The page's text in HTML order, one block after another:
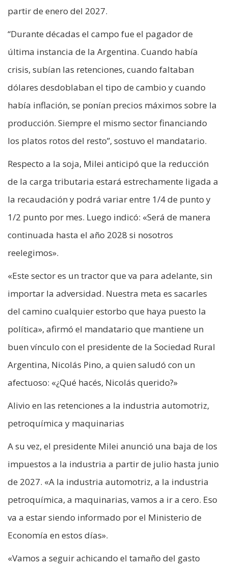
partir de enero del 2027.
“Durante décadas el campo fue el pagador de
última instancia de la Argentina. Cuando había
crisis, subían las retenciones, cuando faltaban
dólares desdoblaban el tipo de cambio y cuando
había inflación, se ponían precios máximos sobre la
producción. Siempre el mismo sector financiando
los platos rotos del resto”, sostuvo el mandatario.
Respecto a la soja, Milei anticipó que la reducción
de la carga tributaria estará estrechamente ligada a
la recaudación y podrá variar entre 1/4 de punto y
1/2 punto por mes. Luego indicó: «Será de manera
continuada hasta el año 2028 si nosotros
reelegimos».
«Este sector es un tractor que va para adelante, sin
importar la adversidad. Nuestra meta es sacarles
del camino cualquier estorbo que haya puesto la
política», afirmó el mandatario que mantiene un
buen vínculo con el presidente de la Sociedad Rural
Argentina, Nicolás Pino, a quien saludó con un
afectuoso: «¿Qué hacés, Nicolás querido?»
Alivio en las retenciones a la industria automotriz,
petroquímica y maquinarias
A su vez, el presidente Milei anunció una baja de los
impuestos a la industria a partir de julio hasta junio
de 2027. «A la industria automotriz, a la industria
petroquímica, a maquinarias, vamos a ir a cero. Eso
va a estar siendo informado por el Ministerio de
Economía en estos días».
«Vamos a seguir achicando el tamaño del gasto